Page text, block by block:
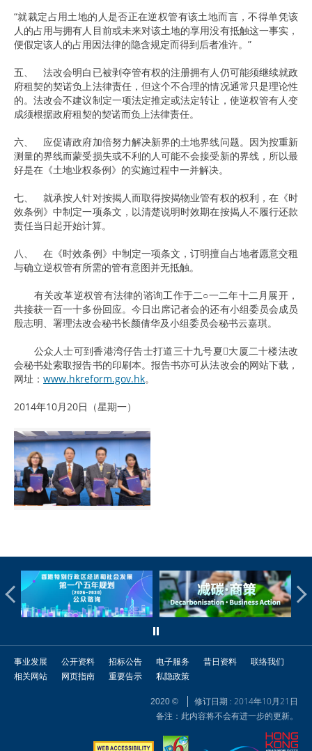
“就裁定占用土地的人是否正在逆权管有该土地而言，不得单凭该
人的占用与拥有人目前或未来对该土地的享用没有抵触这一事实，
便假定该人的占用因法律的隐含规定而得到后者准许。”
五、 法改会明白已被剥夺管有权的注册拥有人仍可能须继续就政
府租契的契诺负上法律责任，但这个不合理的情况通常只是理论性
的。法改会不建议制定一项法定推定或法定转让，使逆权管有人变
成须根据政府租契的契诺而负上法律责任。
六、 应促请政府加倍努力解决新界的土地界线问题。因为按重新
测量的界线而蒙受损失或不利的人可能不会接受新的界线，所以最
好是在《土地业权条例》的实施过程中一并解决。
七、 就承按人针对按揭人而取得按揭物业管有权的权利，在《时
效条例》中制定一项条文，以清楚说明时效期在按揭人不履行还款
责任当日起开始计算。
八、 在《时效条例》中制定一项条文，订明擅自占地者愿意交租
与确立逆权管有所需的管有意图并无抵触。
有关改革逆权管有法律的谘询工作于二○一二年十二月展开，
共接获一百一十多份回应。今日出席记者会的还有小组委员会成员
殷志明、署理法改会秘书长颜倩华及小组委员会秘书云嘉琪。
公众人士可到香港湾仔告士打道三十九号夏大厦二十楼法改
会秘书处索取报告书的印刷本。报告书亦可从法改会的网站下载，
网址： www.hkreform.gov.hk。
2014年10月20日（星期一）
事业发展 公开资料 招标公告 电子服务 昔日资料
联络我们
相关网站
网页指南 重要告示 私隐政策
2020 ©
修订日期 : 2014年10月21日
备注：此内容将不会有进一步的更新。